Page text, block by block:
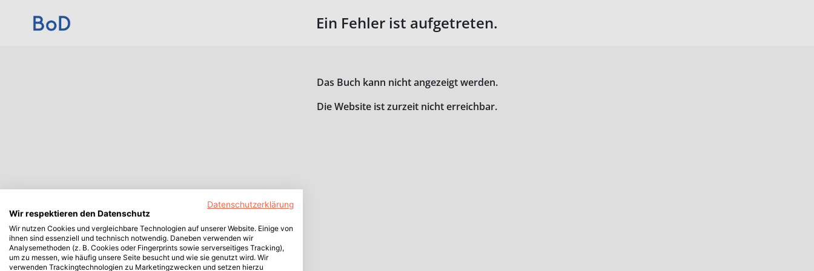
Ein Fehler ist aufgetreten.
Das Buch kann nicht angezeigt werden.
Die Website ist zurzeit nicht erreichbar.
Datenschutzerklärung
Wir respektieren den Datenschutz
Wir nutzen Cookies und vergleichbare Technologien auf unserer Website. Einige von
ihnen sind essenziell und technisch notwendig. Daneben verwenden wir
Analysemethoden (z. B. Cookies oder Fingerprints sowie serverseitiges Tracking),
um zu messen, wie häufig unsere Seite besucht und wie sie genutzt wird. Wir
verwenden Trackingtechnologien zu Marketingzwecken und setzen hierzu